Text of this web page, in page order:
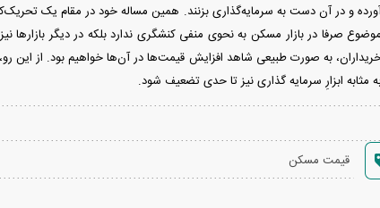
و در آن دست به سرمایه‌گذاری بزنند. همین مساله خود در مقام یک
موضوع صرفا در بازار مسکن به نحوی منفی کنشگری ندارد بلکه در دیگر بازار‌ها
به صورت طبیعی شاهد افزایش قیمت‌ها در آن‌ها خواهیم بود. از این
مثابه ابزارِ سرمایه گذاری نیز تا حدی تضعیف شود.
قیمت مسکن